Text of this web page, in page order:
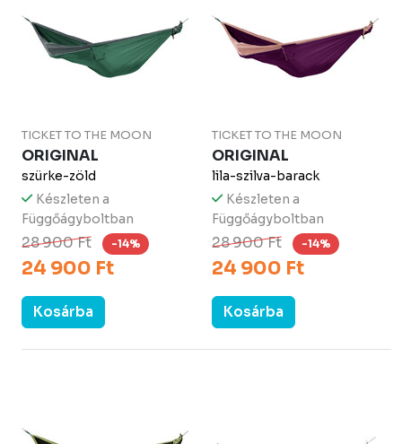
TICKET TO THE MOON
ORIGINAL
szürke-zöld
Készleten a
Függőágyboltban
28 900 Ft -14%
24 900 Ft
Kosárba
TICKET TO THE MOON
ORIGINAL
lila-szilva-barack
Készleten a
Függőágyboltban
28 900 Ft -14%
24 900 Ft
Kosárba